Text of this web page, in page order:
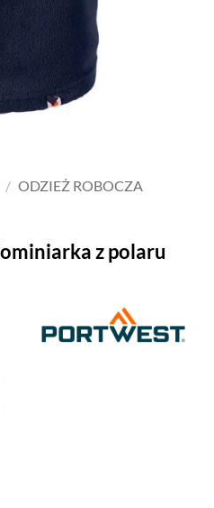
/ ODZIEŻ ROBOCZA
z polaru